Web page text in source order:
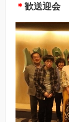
＊ 歓送迎会